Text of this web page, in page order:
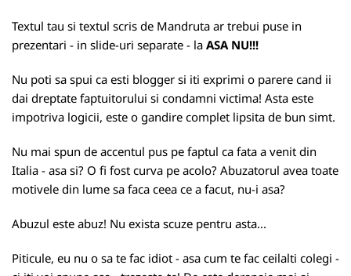
Textul tau si textul scris de Mandruta ar trebui puse in
prezentari - in slide-uri separate - la ASA NU!!!
Nu poti sa spui ca esti blogger si iti exprimi o parere cand ii
dai dreptate faptuitorului si condamni victima! Asta este
impotriva logicii, este o gandire complet lipsita de bun simt.
Nu mai spun de accentul pus pe faptul ca fata a venit din
Italia - asa si? O fi fost curva pe acolo? Abuzatorul avea toate
motivele din lume sa faca ceea ce a facut, nu-i asa?
Abuzul este abuz! Nu exista scuze pentru asta...
Piticule, eu nu o sa te fac idiot - asa cum te fac ceilalti colegi -